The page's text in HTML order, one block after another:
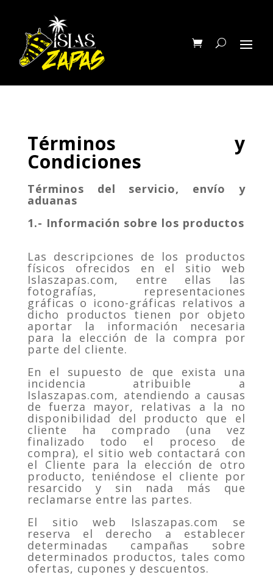
Términos y
Condiciones
Términos del servicio, envío y
aduanas
1.- Información sobre los productos
Las descripciones de los productos
físicos ofrecidos en el sitio web
Islaszapas.com, entre ellas las
fotografías, representaciones
gráficas o icono-gráficas relativos a
dicho productos tienen por objeto
aportar la información necesaria
para la elección de la compra por
parte del cliente.
En el supuesto de que exista una
incidencia atribuible a
Islaszapas.com, atendiendo a causas
de fuerza mayor, relativas a la no
disponibilidad del producto que el
cliente ha comprado (una vez
finalizado todo el proceso de
compra), el sitio web contactará con
el Cliente para la elección de otro
producto, teniéndose el cliente por
resarcido y sin nada más que
reclamarse entre las partes.
El sitio web Islaszapas.com se
reserva el derecho a establecer
determinadas campañas sobre
determinados productos, tales como
ofertas, cupones y descuentos.